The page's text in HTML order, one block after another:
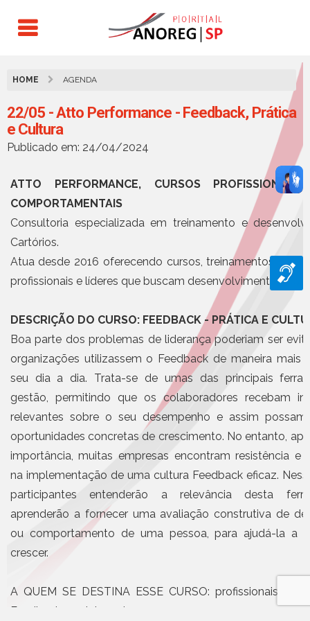
HOME AGENDA
22/05 - Atto Performance - Feedback, Prática
e Cultura
Publicado em: 24/04/2024
ATTO PERFORMANCE, CURSOS
COMPORTAMENTAIS
Consultoria especializada em treinamento e
Cartórios.
Atua desde 2016 oferecendo cursos, treinamentos e
profissionais e líderes que buscam desenvolvimento.
DESCRIÇÃO DO CURSO: FEEDBACK - PRÁTICA E
Boa parte dos problemas de liderança poderiam ser
organizações utilizassem o Feedback de maneira mais
seu dia a dia. Trata-se de umas das principais
gestão, permitindo que os colaboradores recebam
relevantes sobre o seu desempenho e assim possam
oportunidades concretas de crescimento. No entanto,
importância, muitas empresas encontram resistência e
na implementação de uma cultura Feedback eficaz.
participantes entenderão a relevância desta
aprenderão a fornecer uma avaliação construtiva de
ou comportamento de uma pessoa, para ajudá-la a
crescer.
A QUEM SE DESTINA ESSE CURSO: profissionais
Feedback e colaboradores.